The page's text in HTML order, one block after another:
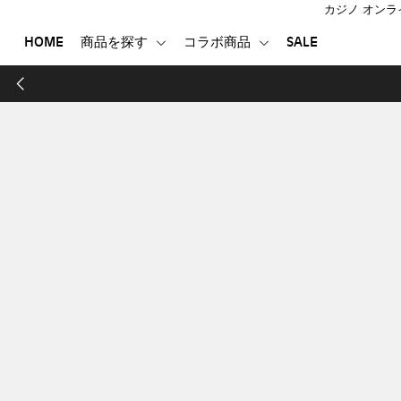
カジノ オンラ
HOME 商品を探す コラボ商品 SALE
HOME